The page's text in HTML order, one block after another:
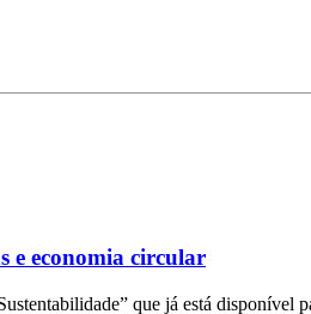
e economia circular
que já está disponível